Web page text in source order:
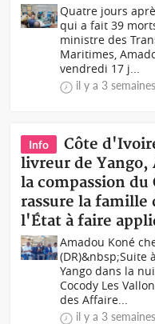
Quatre jours
qui a fait 39
ministre des
Maritimes,
vendredi 17 j...
il y a 3 semaines
Info
Côte
livreur de Yango,
la compassion
rassure la
l'État à faire
Amadou Koné
(DR)&nbsp;Suite
Yango dans la
Cocody Les
des Affaire...
il y a 3 semaines